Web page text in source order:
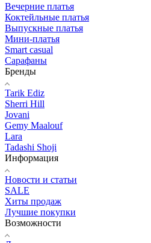
Вечерние платья
Коктейльные платья
Выпускные платья
Мини-платья
Smart casual
Сарафаны
Бренды
Tarik Ediz
Sherri Hill
Jovani
Gemy Maalouf
Lara
Tadashi Shoji
Информация
Новости и статьи
SALE
Хиты продаж
Лучшие покупки
Возможности